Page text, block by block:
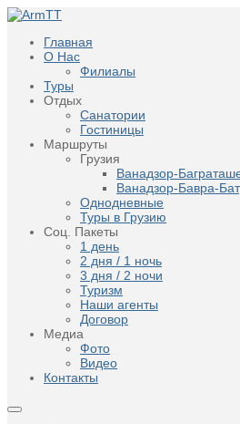
Главная
О Нас
Филиалы
Туры
Отдых
Санатории
Гостиницы
Маршруты
Грузия
Ванадзор-
Ванадзор-Бавра-
Однодневные
Туры в Грузию
Соц. Пакеты
1 день
2 дня / 1 ночь
3 дня / 2 ночи
Туризм
Наши агенты
Договор
Медиа
Фото
Видео
Контакты